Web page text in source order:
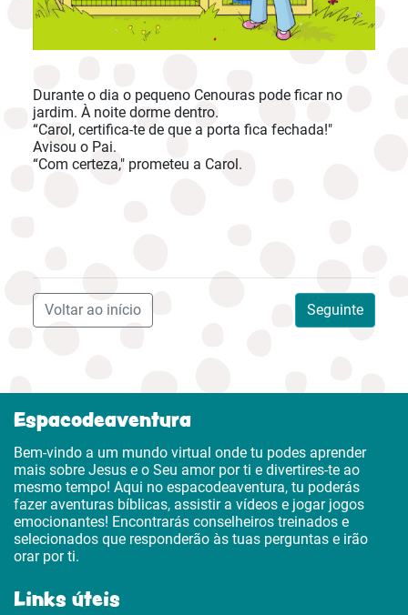
Durante o dia o pequeno Cenouras pode ficar no
jardim. À noite dorme dentro.
“Carol, certifica-te de que a porta fica fechada!"
Avisou o Pai.
“Com certeza," prometeu a Carol.
Seguinte
Voltar ao início
Espacodeaventura
Bem-vindo a um mundo virtual onde tu podes aprender
mais sobre Jesus e o Seu amor por ti e divertires-te ao
mesmo tempo! Aqui no espacodeaventura, tu poderás
fazer aventuras bíblicas, assistir a vídeos e jogar jogos
emocionantes! Encontrarás conselheiros treinados e
selecionados que responderão às tuas perguntas e irão
orar por ti.
Links úteis